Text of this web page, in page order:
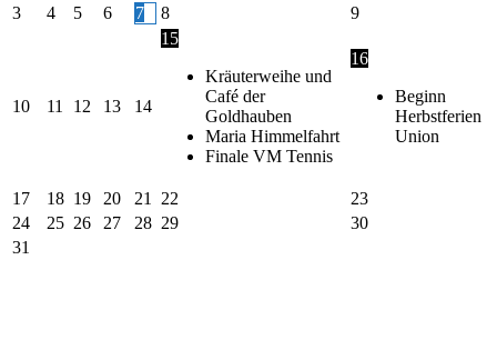
3
4 5 6 7 8 9
10 11 12 13 14
15
Kräuterweihe und
Café der
Goldhauben
Maria Himmelfahrt
Finale VM Tennis
16
Beginn
Herbstferien
Union
17 18 19 20 21 22
23
24
25 26 27 28 29
30
31